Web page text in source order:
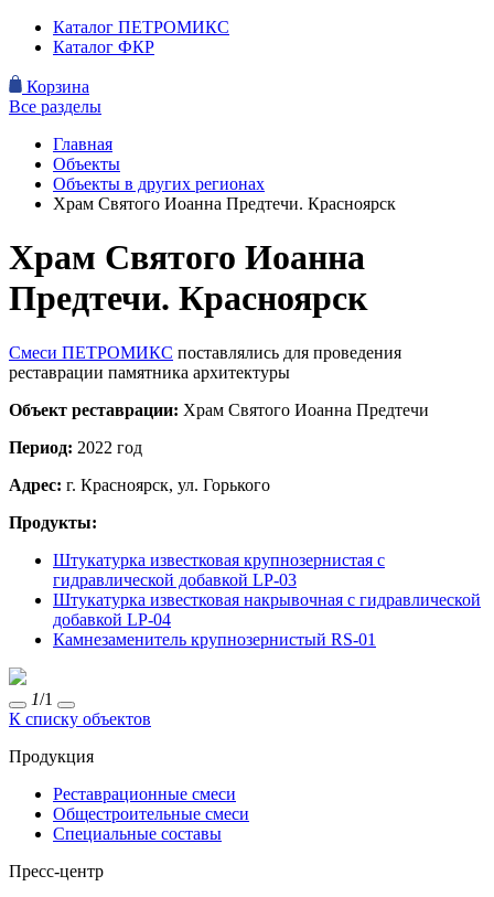
Каталог ПЕТРОМИКС
Каталог ФКР
Корзина
Все разделы
Главная
Объекты
Объекты в других регионах
Храм Святого Иоанна Предтечи. Красноярск
Храм Святого Иоанна
Предтечи. Красноярск
Смеси ПЕТРОМИКС поставлялись для проведения
реставрации памятника архитектуры
Объект реставрации: Храм Святого Иоанна Предтечи
Период: 2022 год
Адрес: г. Красноярск, ул. Горького
Продукты:
Штукатурка известковая крупнозернистая с
гидравлической добавкой LP-03
Штукатурка известковая накрывочная с гидравлической
добавкой LP-04
Камнезаменитель крупнозернистый RS-01
1/1
К списку объектов
Продукция
Реставрационные смеси
Общестроительные смеси
Специальные составы
Пресс-центр